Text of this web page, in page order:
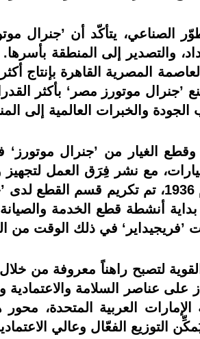
الصناعي، يتأكّد أن ’جنرال
’جنرال موتورز مصر‘ بأكثر
مع نشر فِرَق العمل لتجهيز
السيارات لا يزال جديداً. وبحلول العام
بداية أنشطة قطع الخدمة
’فريجيداير‘ في ذلك الوقت من
لتصبح راهناً معروفة من
على عناصر السلامة
العربية المتحدة،
التوزيع الفعّال وعالي